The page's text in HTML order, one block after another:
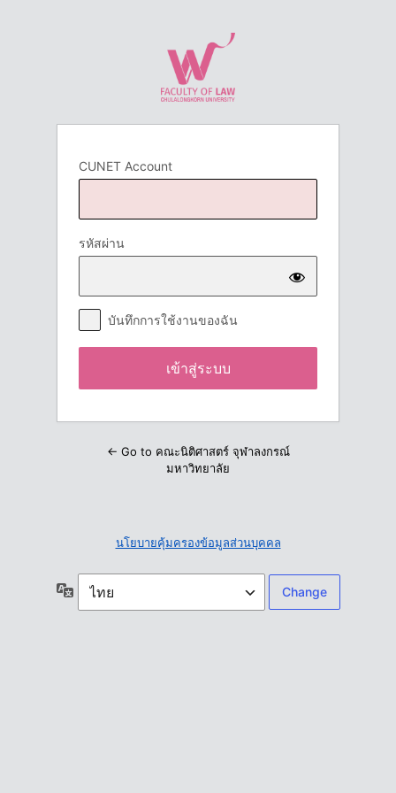
CUNET Account
รหัสผ่าน
บันทึกการใช้งานของฉัน
← Go to คณะนิติศาสตร์ จุฬาลงกรณ์
มหาวิทยาลัย
นโยบายคุ้มครองข้อมูลส่วนบุคคล
ภาษา